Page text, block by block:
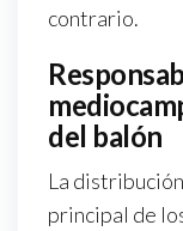
contrario.
del balón
La
principal de